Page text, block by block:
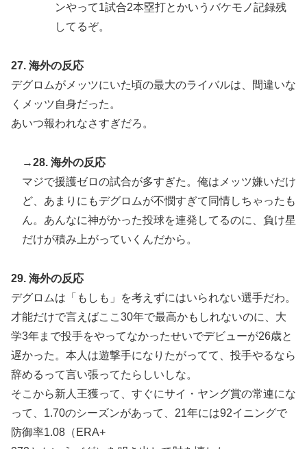
ンやって1試合2本塁打とかいうバケモノ記録残
してるぞ。
27. 海外の反応
デグロムがメッツにいた頃の最大のライバルは、間違いな
くメッツ自身だった。
あいつ報われなさすぎだろ。
→28. 海外の反応
マジで援護ゼロの試合が多すぎた。俺はメッツ嫌いだけ
ど、あまりにもデグロムが不憫すぎて同情しちゃったも
ん。あんなに神がかった投球を連発してるのに、負け星
だけが積み上がっていくんだから。
29. 海外の反応
デグロムは「もしも」を考えずにはいられない選手だわ。
才能だけで言えばここ30年で最高かもしれないのに、大
学3年まで投手をやってなかったせいでデビューが26歳と
遅かった。本人は遊撃手になりたがってて、投手やるなら
辞めるって言い張ってたらしいしな。
そこから新人王獲って、すぐにサイ・ヤング賞の常連にな
って、1.70のシーズンがあって、21年には92イニングで
防御率1.08（ERA+